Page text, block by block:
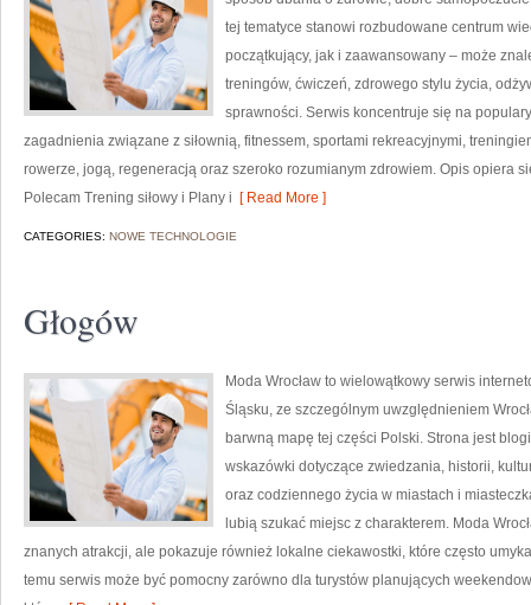
tej tematyce stanowi rozbudowane centrum
początkujący, jak i zaawansowany – może
treningów, ćwiczeń, zdrowego stylu życia,
sprawności. Serwis koncentruje się na
zagadnienia związane z siłownią, fitnessem, sportami rekreacyjnymi,
rowerze, jogą, regeneracją oraz szeroko rozumianym zdrowiem. Opis opiera
Polecam Trening siłowy i Plany i [ Read More ]
CATEGORIES: NOWE TECHNOLOGIE
Głogów
Moda Wrocław to wielowątkowy serwis
Śląsku, ze szczególnym uwzględnieniem
barwną mapę tej części Polski. Strona jest
wskazówki dotyczące zwiedzania, historii,
oraz codziennego życia w miastach i
lubią szukać miejsc z charakterem. Moda
znanych atrakcji, ale pokazuje również lokalne ciekawostki, które często
temu serwis może być pomocny zarówno dla turystów planujących